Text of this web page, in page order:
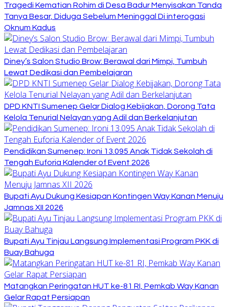
Tragedi Kematian Rohim di Desa Badur Menyisakan Tanda
Tanya Besar, Diduga Sebelum Meninggal Di interogasi
Oknum Kadus
Diney’s Salon Studio Brow: Berawal dari Mimpi, Tumbuh
Lewat Dedikasi dan Pembelajaran
DPD KNTI Sumenep Gelar Dialog Kebijakan, Dorong Tata
Kelola Tenurial Nelayan yang Adil dan Berkelanjutan
Pendidikan Sumenep: Ironi 13.095 Anak Tidak Sekolah di
Tengah Euforia Kalender of Event 2026
Bupati Ayu Dukung Kesiapan Kontingen Way Kanan Menuju
Jamnas XII 2026
Bupati Ayu Tinjau Langsung Implementasi Program PKK di
Buay Bahuga
Matangkan Peringatan HUT ke-81 RI, Pemkab Way Kanan
Gelar Rapat Persiapan